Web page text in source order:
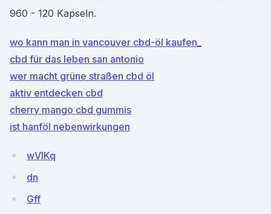
960 - 120 Kapseln.
wo kann man in vancouver cbd-öl kaufen_
cbd für das leben san antonio
wer macht grüne straßen cbd öl
aktiv entdecken cbd
cherry mango cbd gummis
ist hanföl nebenwirkungen
wVIKq
dn
Gff